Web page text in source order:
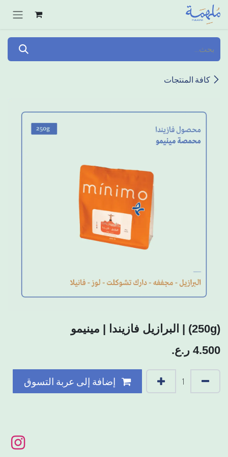
تخطي للذهاب إلى المحتوى
كافة المنتجات
(250g) | البرازيل فازيندا | مينيمو
4.500 ر.ع.
إضافة إلى عربة التسوق